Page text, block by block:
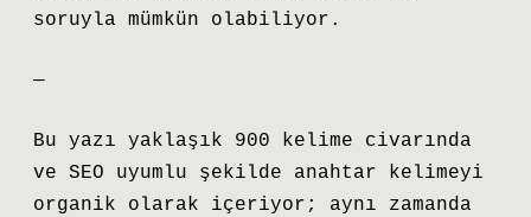
soruyla mümkün olabiliyor.
—
Bu yazı yaklaşık 900 kelime civarında
ve SEO uyumlu şekilde anahtar kelimeyi
organik olarak içeriyor; aynı zamanda